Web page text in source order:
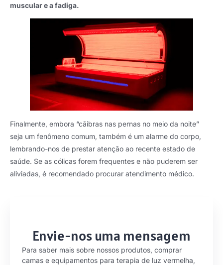
muscular e a fadiga.
Finalmente, embora “cãibras nas pernas no meio da noite”
seja um fenômeno comum, também é um alarme do corpo,
lembrando-nos de prestar atenção ao recente estado de
saúde. Se as cólicas forem frequentes e não puderem ser
aliviadas, é recomendado procurar atendimento médico.
Envie-nos uma mensagem
Para saber mais sobre nossos produtos, comprar
camas e equipamentos para terapia de luz vermelha,